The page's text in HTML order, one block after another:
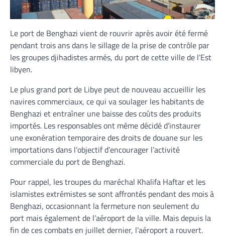
Le port de Benghazi vient de rouvrir après avoir été fermé
pendant trois ans dans le sillage de la prise de contrôle par
les groupes djihadistes armés, du port de cette ville de l’Est
libyen.
Le plus grand port de Libye peut de nouveau accueillir les
navires commerciaux, ce qui va soulager les habitants de
Benghazi et entraîner une baisse des coûts des produits
importés. Les responsables ont même décidé d’instaurer
une exonération temporaire des droits de douane sur les
importations dans l’objectif d’encourager l’activité
commerciale du port de Benghazi.
Pour rappel, les troupes du maréchal Khalifa Haftar et les
islamistes extrémistes se sont affrontés pendant des mois à
Benghazi, occasionnant la fermeture non seulement du
port mais également de l’aéroport de la ville. Mais depuis la
fin de ces combats en juillet dernier, l’aéroport a rouvert.